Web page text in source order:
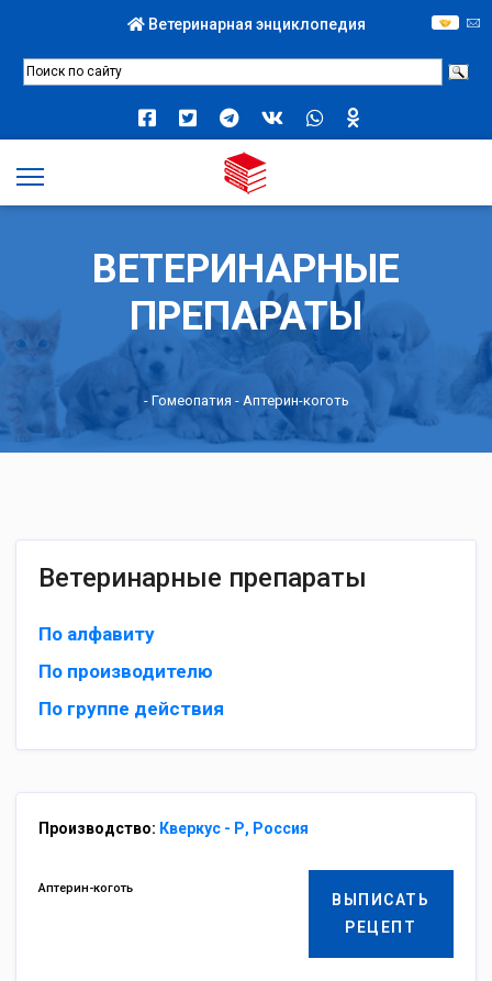
Ветеринарная энциклопедия
ВЕТЕРИНАРНЫЕ
ПРЕПАРАТЫ
- Гомеопатия - Аптерин-коготь
Ветеринарные препараты
По алфавиту
По производителю
По группе действия
Производство: Кверкус - Р, Россия
ВЫПИСАТЬ
РЕЦЕПТ
Аптерин-коготь